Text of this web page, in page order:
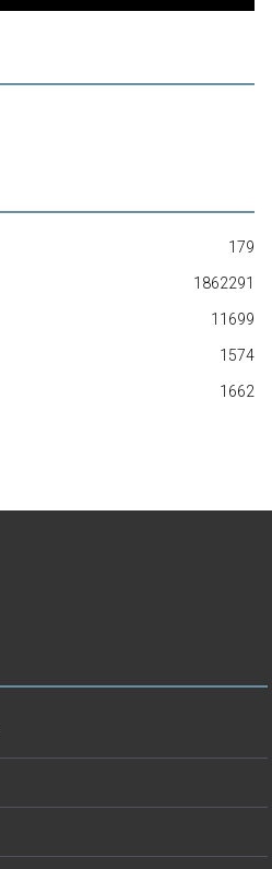
179
1862291
11699
1574
1662